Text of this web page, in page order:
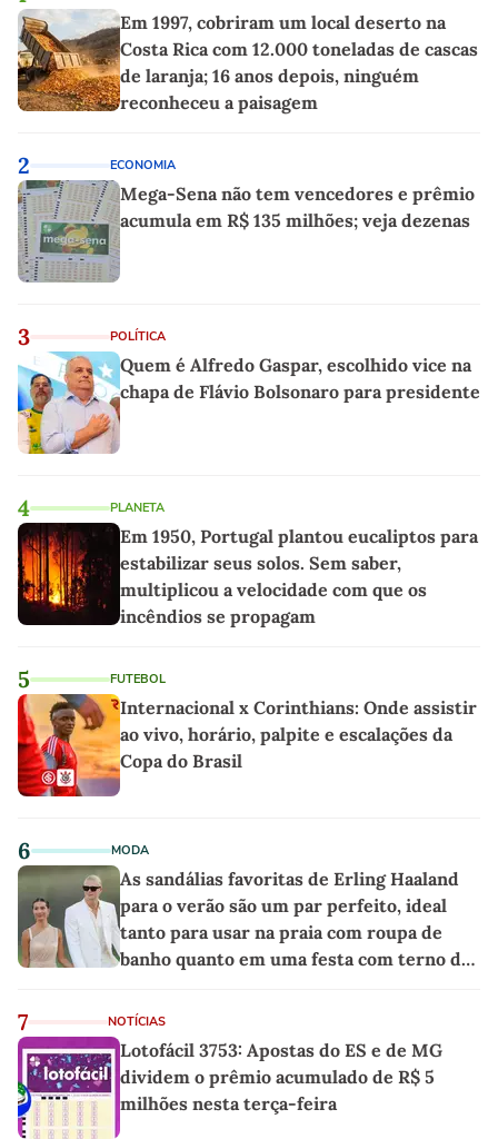
Em 1997, cobriram um local deserto na
Costa Rica com 12.000 toneladas de cascas
de laranja; 16 anos depois, ninguém
reconheceu a paisagem
2 ECONOMIA
Mega-Sena não tem vencedores e prêmio
acumula em R$ 135 milhões; veja dezenas
3 POLÍTICA
Quem é Alfredo Gaspar, escolhido vice na
chapa de Flávio Bolsonaro para presidente
4 PLANETA
Em 1950, Portugal plantou eucaliptos para
estabilizar seus solos. Sem saber,
multiplicou a velocidade com que os
incêndios se propagam
5 FUTEBOL
Internacional x Corinthians: Onde assistir
ao vivo, horário, palpite e escalações da
Copa do Brasil
6 MODA
As sandálias favoritas de Erling Haaland
para o verão são um par perfeito, ideal
tanto para usar na praia com roupa de
banho quanto em uma festa com terno de
7 NOTÍCIAS
Lotofácil 3753: Apostas do ES e de MG
dividem o prêmio acumulado de R$ 5
milhões nesta terça-feira